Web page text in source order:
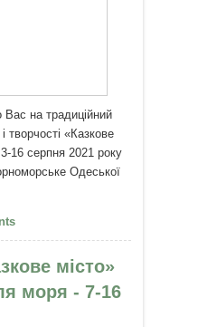
Вас на традиційний
творчості «Казкове
16 серпня 2021 року
Одеської
«Казкове місто»
моря (3-16
місто»
моря - 7-16